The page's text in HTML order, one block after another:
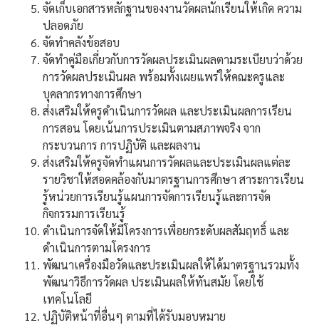
จัดเก็บเอกสารหลักฐานของงานวัดผลนักเรียนให้เกิด ความ
ปลอดภัย
จัดทำคลังข้อสอบ
จัดทำคู่มือเกี่ยวกับการวัดผลประเมินผลตามระเบียบว่าด้วย
การวัดผลประเมินผล พร้อมทั้งเผยแพร่ให้คณะครูและ
บุคลากรทางการศึกษา
ส่งเสริมให้ครูดำเนินการวัดผล และประเมินผลการเรียน
การสอน โดยเน้นการประเมินตามสภาพจริง จาก
กระบวนการ การปฏิบัติ และผลงาน
ส่งเสริมให้ครูจัดทำแผนการวัดผลและประเมินผลแต่ละ
รายวิชาให้สอดคล้องกับมาตรฐานการศึกษา สาระการเรียน
รู้หน่วยการเรียนรู้แผนการจัดการเรียนรู้และการจัด
กิจกรรมการเรียนรู้
ดำเนินการจัดให้มีโครงการเพื่อยกระดับผลสัมฤทธิ์ และ
ดำเนินการตามโครงการ
พัฒนาเครื่องมือวัดและประเมินผลให้ได้มาตรฐานรวมทั้ง
พัฒนาวิธีการวัดผล ประเมินผลให้ทันสมัย โดยใช้
เทคโนโลยี
ปฏิบัติหน้าที่อื่นๆ ตามที่ได้รับมอบหมาย